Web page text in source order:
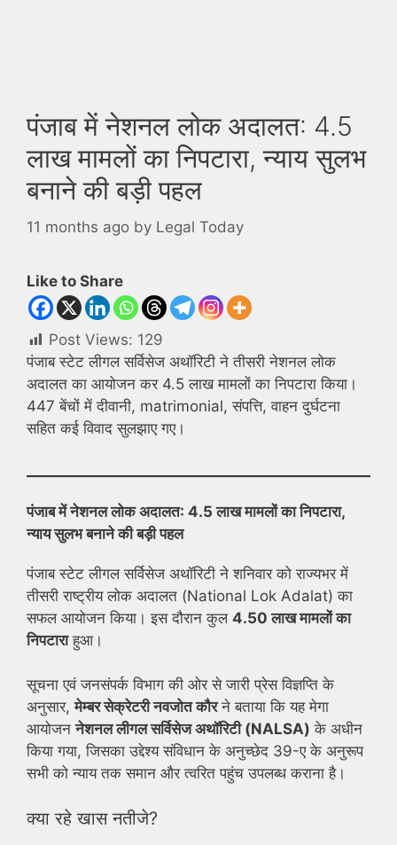
पंजाब में नेशनल लोक अदालत: 4.5
लाख मामलों का निपटारा, न्याय सुलभ
बनाने की बड़ी पहल
11 months ago by Legal Today
Like to Share
Post Views: 129
पंजाब स्टेट लीगल सर्विसेज अथॉरिटी ने तीसरी नेशनल लोक
अदालत का आयोजन कर 4.5 लाख मामलों का निपटारा किया।
447 बेंचों में दीवानी, matrimonial, संपत्ति, वाहन दुर्घटना
सहित कई विवाद सुलझाए गए।
पंजाब में नेशनल लोक अदालत: 4.5 लाख मामलों का निपटारा,
न्याय सुलभ बनाने की बड़ी पहल
पंजाब स्टेट लीगल सर्विसेज अथॉरिटी ने शनिवार को राज्यभर में
तीसरी राष्ट्रीय लोक अदालत (National Lok Adalat) का
सफल आयोजन किया। इस दौरान कुल 4.50 लाख मामलों का
निपटाराहुआ।
सूचना एवं जनसंपर्क विभाग की ओर से जारी प्रेस विज्ञप्ति के
अनुसार,मेम्बर सेक्रेटरी नवजोत कौरने बताया कि यह मेगा
आयोजननेशनल लीगल सर्विसेज अथॉरिटी (NALSA) के अधीन
किया गया, जिसका उद्देश्य संविधान के अनुच्छेद 39-ए के अनुरूप
सभी को न्याय तक समान और त्वरित पहुंच उपलब्ध कराना है।
क्या रहे खास नतीजे?